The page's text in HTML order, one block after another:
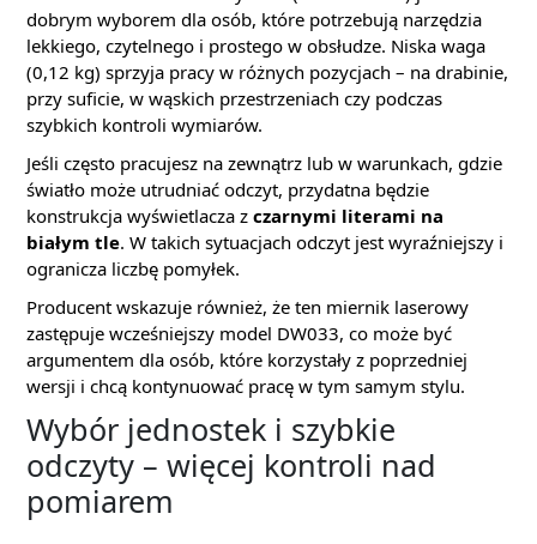
dobrym wyborem dla osób, które potrzebują narzędzia
lekkiego, czytelnego i prostego w obsłudze. Niska waga
(0,12 kg) sprzyja pracy w różnych pozycjach – na drabinie,
przy suficie, w wąskich przestrzeniach czy podczas
szybkich kontroli wymiarów.
Jeśli często pracujesz na zewnątrz lub w warunkach, gdzie
światło może utrudniać odczyt, przydatna będzie
konstrukcja wyświetlacza z czarnymi literami na
białym tle. W takich sytuacjach odczyt jest wyraźniejszy i
ogranicza liczbę pomyłek.
Producent wskazuje również, że ten miernik laserowy
zastępuje wcześniejszy model DW033, co może być
argumentem dla osób, które korzystały z poprzedniej
wersji i chcą kontynuować pracę w tym samym stylu.
Wybór jednostek i szybkie
odczyty – więcej kontroli nad
pomiarem